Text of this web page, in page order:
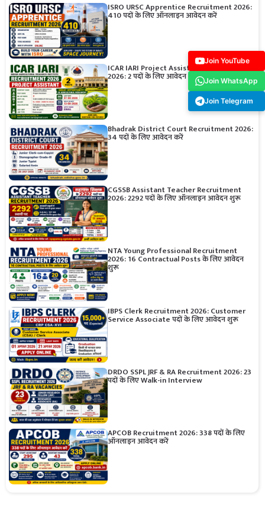
ISRO URSC Apprentice Recruitment 2026:
410 पदों के लिए ऑनलाइन आवेदन करें
ICAR IARI Project Assistant Recruitment
2026: 2 पदों के लिए आवेदन करें
Bhadrak District Court Recruitment 2026:
34 पदों के लिए आवेदन करें
CGSSB Assistant Teacher Recruitment
2026: 2292 पदों के लिए ऑनलाइन आवेदन शुरू
NTA Young Professional Recruitment
2026: 16 Contractual Posts के लिए आवेदन
शुरू
IBPS Clerk Recruitment 2026: Customer
Service Associate पदों के लिए आवेदन शुरू
DRDO SSPL JRF & RA Recruitment 2026: 23
पदों के लिए Walk-in Interview
APCOB Recruitment 2026: 338 पदों के लिए
ऑनलाइन आवेदन करें
Join YouTube
Join WhatsApp
Join Telegram